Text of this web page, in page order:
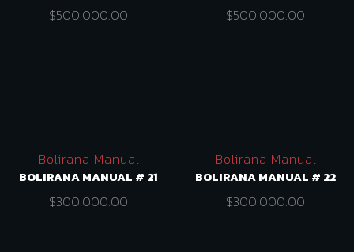
$500.000.00 $500.000.00
Bolirana Manual
BOLIRANA MANUAL # 21
$300.000.00
Bolirana Manual
BOLIRANA MANUAL # 22
$300.000.00